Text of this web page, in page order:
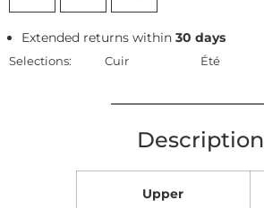
Extended returns within30 days
Selections: Cuir Été
Description
Upper